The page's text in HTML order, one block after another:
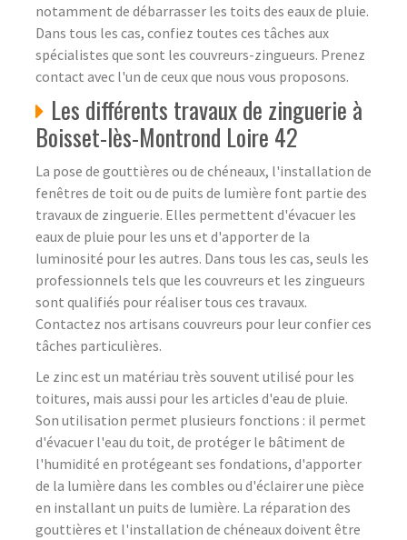
notamment de débarrasser les toits des eaux de pluie.
Dans tous les cas, confiez toutes ces tâches aux
spécialistes que sont les couvreurs-zingueurs. Prenez
contact avec l'un de ceux que nous vous proposons.
Les différents travaux de zinguerie à
Boisset-lès-Montrond Loire 42
La pose de gouttières ou de chéneaux, l'installation de
fenêtres de toit ou de puits de lumière font partie des
travaux de zinguerie. Elles permettent d'évacuer les
eaux de pluie pour les uns et d'apporter de la
luminosité pour les autres. Dans tous les cas, seuls les
professionnels tels que les couvreurs et les zingueurs
sont qualifiés pour réaliser tous ces travaux.
Contactez nos artisans couvreurs pour leur confier ces
tâches particulières.
Le zinc est un matériau très souvent utilisé pour les
toitures, mais aussi pour les articles d'eau de pluie.
Son utilisation permet plusieurs fonctions : il permet
d'évacuer l'eau du toit, de protéger le bâtiment de
l'humidité en protégeant ses fondations, d'apporter
de la lumière dans les combles ou d'éclairer une pièce
en installant un puits de lumière. La réparation des
gouttières et l'installation de chéneaux doivent être